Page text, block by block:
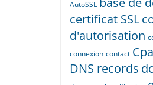
AutoSSL
certificat SSL
d'autorisation
connexion contact
DNS records